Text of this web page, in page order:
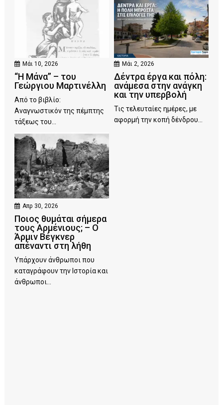
Μάι 10, 2026
“Η Μάνα” – του
Γεώργιου Μαρτινέλλη
Από το βιβλίο:
Αναγνωστικόν της πέμπτης
τάξεως του...
Μάι 2, 2026
Δέντρα έργα και πόλη:
ανάμεσα στην ανάγκη
και την υπερβολή
Τις τελευταίες ημέρες, με
αφορμή την κοπή δένδρου...
Απρ 30, 2026
Ποιος θυμάται σήμερα
τους Αρμένιους; – Ο
Άρμιν Βέγκνερ
απέναντι στη λήθη
Υπάρχουν άνθρωποι που
καταγράφουν την Ιστορία και
άνθρωποι...